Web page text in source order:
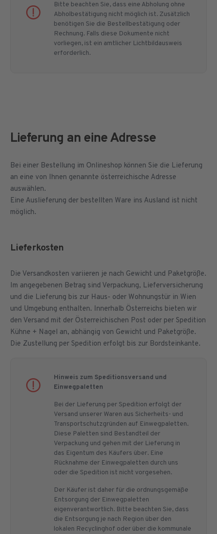
Bitte beachten Sie, dass eine Abholung ohne
Abholbestätigung nicht möglich ist. Zusätzlich
benötigen Sie die Bestellbestätigung oder
Rechnung. Falls diese Dokumente nicht
vorliegen, ist ein amtlicher Lichtbildausweis
erforderlich.
Lieferung an eine Adresse
Bei einer Bestellung im Onlineshop können Sie die Lieferung
an eine von Ihnen genannte österreichische Adresse
auswählen.
Eine Auslieferung der bestellten Ware ins Ausland ist nicht
möglich.
Lieferkosten
Die Versandkosten variieren je nach Gewicht und Paketgröße.
Im angegebenen Betrag sind Verpackung, Lieferversicherung
und die Lieferung bis zur Haus- oder Wohnungstür in Wien
und Umgebung enthalten. Innerhalb Österreichs bieten wir
den Versand mit der Österreichischen Post oder per Spedition
Kühne + Nagel an, abhängig von Gewicht und Paketgröße.
Die Zustellung per Spedition erfolgt bis zur Bordsteinkante.
Hinweis zum Speditionsversand und
Einwegpaletten
Bei der Lieferung per Spedition erfolgt der
Versand unserer Waren aus Sicherheits- und
Transportschutzgründen auf Einwegpaletten.
Diese Paletten sind Bestandteil der
Verpackung und gehen mit der Lieferung in
das Eigentum des Käufers über. Eine
Rücknahme der Einwegpaletten durch uns
oder die Spedition ist nicht vorgesehen.
Der Käufer ist daher für die ordnungsgemäße
Entsorgung der Einwegpaletten
eigenverantwortlich. Bitte beachten Sie, dass
die Entsorgung je nach Region über den
lokalen Recyclinghof oder über die kommunale